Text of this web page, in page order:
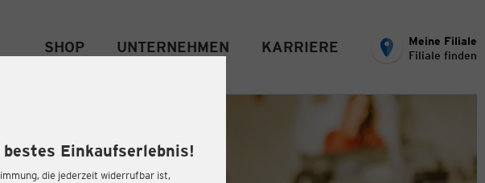
Einkaufserlebnis!
die jederzeit widerrufbar ist,
SHOP UNTERNEHMEN KARRIERE
Meine Filiale
Filiale finden